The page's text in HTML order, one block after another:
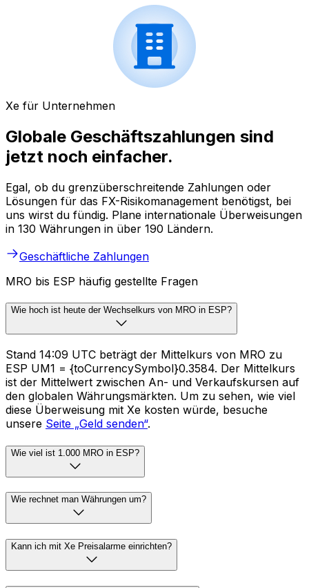
Xe für Unternehmen
Globale Geschäftszahlungen sind
jetzt noch einfacher.
Egal, ob du grenzüberschreitende Zahlungen oder
Lösungen für das FX-Risikomanagement benötigst, bei
uns wirst du fündig. Plane internationale Überweisungen
in 130 Währungen in über 190 Ländern.
Geschäftliche Zahlungen
MRO bis ESP häufig gestellte Fragen
Wie hoch ist heute der Wechselkurs von MRO in ESP?
Stand 14:09 UTC beträgt der Mittelkurs von MRO zu
ESP UM1 = {toCurrencySymbol}0.3584. Der Mittelkurs
ist der Mittelwert zwischen An- und Verkaufskursen auf
den globalen Währungsmärkten. Um zu sehen, wie viel
diese Überweisung mit Xe kosten würde, besuche
unsere Seite „Geld senden“.
Wie viel ist 1.000 MRO in ESP?
Wie rechnet man Währungen um?
Kann ich mit Xe Preisalarme einrichten?